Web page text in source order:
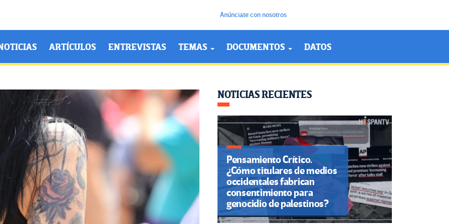
Anúnciate con nosotros
ARTÍCULOS ENTREVISTAS TEMAS DOCUMENTOS DATOS
NOTICIAS RECIENTES
Pensamiento Crítico.
¿Cómo titulares de medios
occidentales fabrican
consentimiento para
genocidio de palestinos?